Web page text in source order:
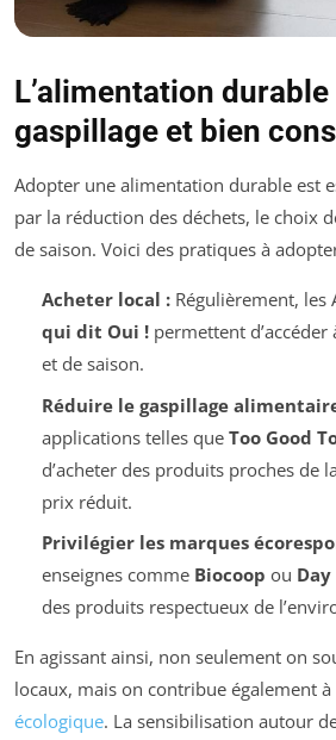
L’alimentation
gaspillage et bien
Adopter une alimentation durable est
par la réduction des déchets, le choix
de saison. Voici des pratiques à
Acheter local :Régulièrement, les
qui dit Oui !permettent d’accéder
et de saison.
Réduire le gaspillage
applications telles que Too Good
d’acheter des produits proches de
prix réduit.
Privilégier les marques
enseignes comme Biocoop ou
des produits respectueux de
En agissant ainsi, non seulement on
locaux, mais on contribue également
écologique. La sensibilisation autour